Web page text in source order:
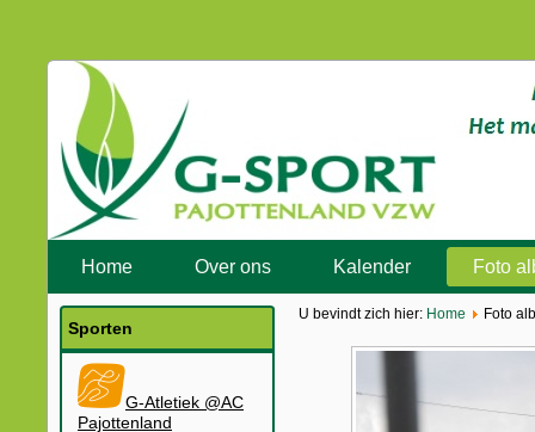
Home Over ons Kalender Foto
Sporten
G-Atletiek @AC
Pajottenland
U bevindt zich hier: Home Foto